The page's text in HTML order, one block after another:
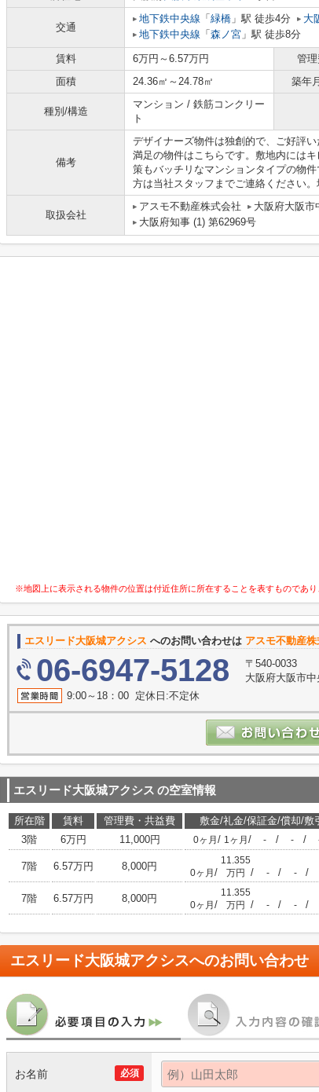
交通
地下鉄中央線 「 緑橋 」駅 徒歩4分 大
地下鉄中央線 「 森ノ宮 」駅 徒歩8分
賃料 6万円～6.57万円 管
面積
24.36㎡～24.78㎡ 築年
種別/構造
マンション / 鉄筋コンクリー
ト
備考
デザイナーズ物件は独創的で、ご好評
満足の物件はこちらです。敷地内には
策もバッチリなマンションタイプの物
方は当社スタッフまでご連絡ください
取扱会社
アスモ不動産株式会社 大阪府大阪市
大阪府知事 (1) 第62969号
※地図上に表示される物件の位置は付近住所に所在することを表すものであ
エスリード大阪城アクシス へのお問い合わせは アスモ不動産
06-6947-5128
〒540-0033
大阪府大阪市
9:00～18：00 定休日:不定休
エスリード大阪城アクシス の空室情報
所在階 賃料 管理費・共益費 敷金/礼金/保証金/償却/敷引
3階
6万円 11,000円 0ヶ月 / 1ヶ月 / - / - /
7階 6.57万円 8,000円
0ヶ月 /
11.355
万円
/ - / - /
7階 6.57万円 8,000円
0ヶ月 /
11.355
万円
/ - / - /
エスリード大阪城アクシスへのお問い合わせ
必須
お名前